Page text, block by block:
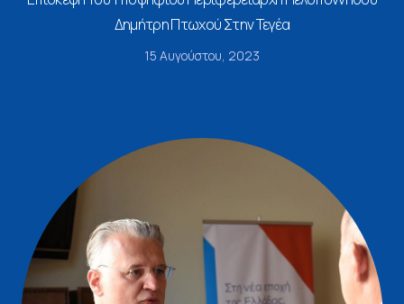
Δημήτρη Πτωχού Στην Τεγέα
15 Αυγούστου, 2023